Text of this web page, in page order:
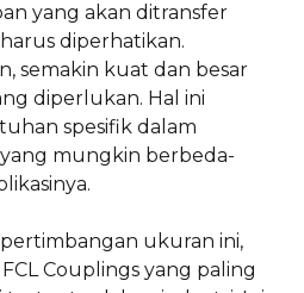
yang akan ditransfer
diperhatikan.
semakin kuat dan besar
diperlukan. Hal ini
spesifik dalam
mungkin berbeda-
ukuran ini,
Couplings yang paling